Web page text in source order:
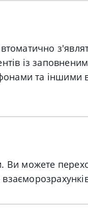
із
та іншими
. Ви можете